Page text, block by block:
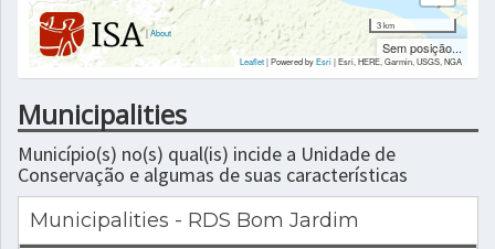
|About
3 km
Sem posição...
Leaflet| Powered byEsri|Esri, HERE, Garmin, USGS, NGA
Municipalities
Município(s) no(s) qual(is) incide a Unidade de
Conservação e algumas de suas características
Municipalities - RDS Bom Jardim